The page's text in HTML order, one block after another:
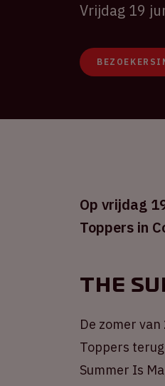
Vrijdag 19
Op vrijdag
Toppers in
The
De zomer
Toppers
Summer Is